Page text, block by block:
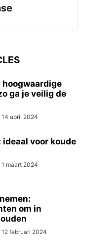
hoogwaardige
ga je veilig de
14 april 2024
ideaal voor koude
1 maart 2024
om in
12 februari 2024